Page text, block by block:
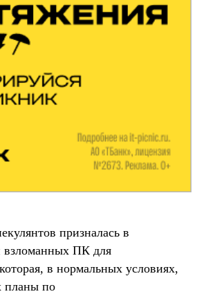
призналась в
взломанных ПК для
в нормальных условиях,
планы по